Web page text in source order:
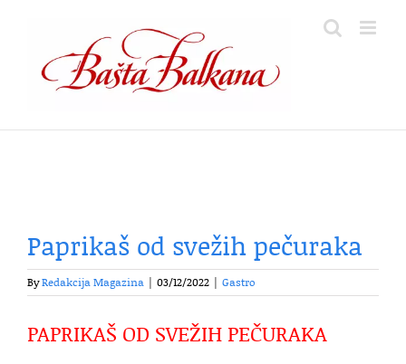
content
Paprikaš od svežih pečuraka
ByRedakcija Magazina 03/12/2022 Gastro
PAPRIKAŠ OD SVEŽIH PEČURAKA